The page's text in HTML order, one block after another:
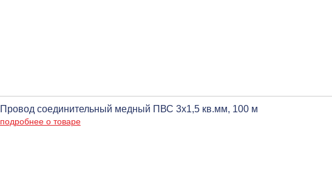
Провод соединительный медный ПВС 3х1,5 кв.мм, 100 м
подробнее о товаре